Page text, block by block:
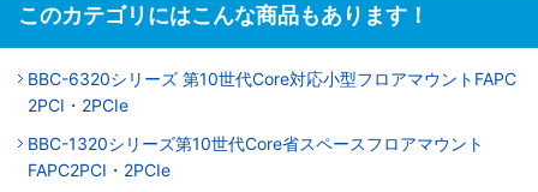
このカテゴリにはこんな商品もあります！
BBC-6320シリーズ 第10世代Core対応小型フロアマウントFAPC
2PCI・2PCIe
BBC-1320シリーズ第10世代Core省スペースフロアマウント
FAPC2PCI・2PCIe